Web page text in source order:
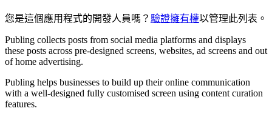
您是這個應用程式的開發人員嗎？ 驗證擁有權以管理此列表。
Publing collects posts from social media platforms and displays
these posts across pre-designed screens, websites, ad screens and out
of home advertising.
Publing helps businesses to build up their online communication
with a well-designed fully customised screen using content curation
features.